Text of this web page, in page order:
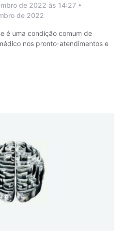
de 2022 às 14:27 •
de 2022
é uma condição comum de
nos pronto-atendimentos e